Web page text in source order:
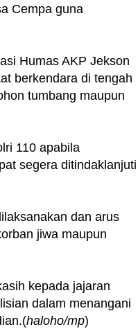
Cempa guna
Humas AKP Jekson
berkendara di tengah
tumbang maupun
110 apabila
segera ditindaklanjuti
dan arus
jiwa maupun
kepada jajaran
dalam menangani
haloho/mp)